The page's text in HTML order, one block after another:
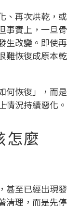
、再次烘乾，或
事實上，一旦骨
生改變。即使再
難恢復成原本乾
何恢復」，而是
情況持續惡化。
怎麼
甚至已經出現發
清理，而是先停